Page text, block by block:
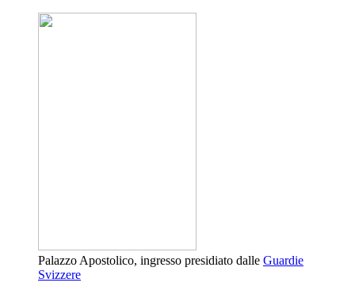
Palazzo Apostolico, ingresso presidiato dalle Guardie
Svizzere